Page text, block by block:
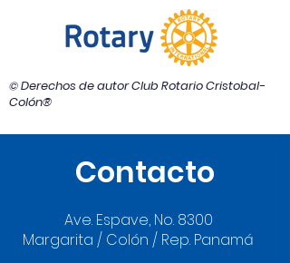
© Derechos de autor Club Rotario Cristobal-
Colón®
Contacto
Ave. Espave, No. 8300
Margarita / Colón / Rep. Panamá